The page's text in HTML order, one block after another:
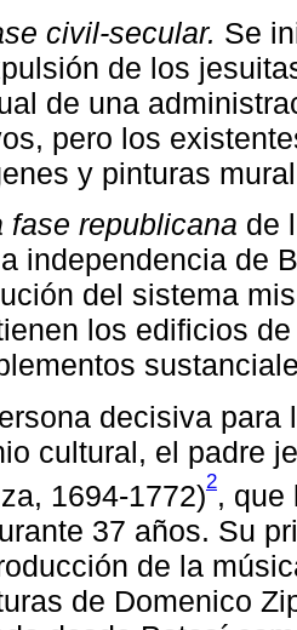
civil-secular. Se
de los
de una
pero los
y pinturas
fase republicana de
independencia de
del sistema
los edificios
decisiva
cultural, el padre
1694-1772)2, que
37 años. Su
de la
de Domenico